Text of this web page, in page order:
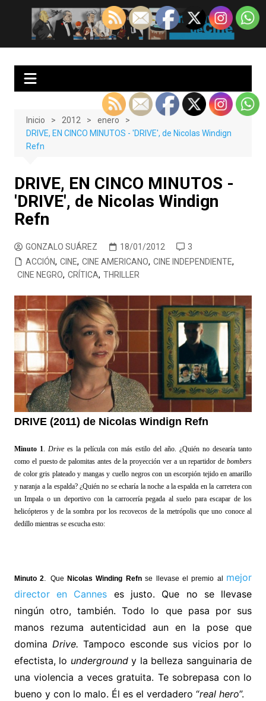
contenido
EnClave de Cine
Crítica cinematográfica y audiovisual. Punto de encuentro para los
Inicio 2012
enero
DRIVE, EN CINCO MINUTOS - 'DRIVE', de Nicolas Windign
Refn
DRIVE, EN CINCO MINUTOS -
'DRIVE', de Nicolas Windign
Refn
GONZALO SUÁREZ 18/01/2012
3
ACCIÓN, CINE, CINE AMERICANO, CINE INDEPENDIENTE,
CINE NEGRO, CRÍTICA, THRILLER
DRIVE (2011) de Nicolas Windign Refn
Minuto 1. Drive es la película con más estilo del año. ¿Quién no desearía tanto
como el puesto de palomitas antes de la proyección ver a un repartidor debombers
de color gris plateado y mangas y cuello negros con un escorpión tejido en amarillo
y naranja a la espalda? ¿Quién no se echaría la noche a la espalda en la carretera con
un Impala o un deportivo con la carrocería pegada al suelo para escapar de los
helicópteros y de la sombra por los recovecos de la metrópolis que uno conoce al
dedillo mientras se escucha esto:
Minuto 2. Que Nicolas Winding Refnse llevase el premio al mejor
director en Cannes es justo. Que no se llevase
ningún otro, también. Todo lo que pasa por sus
manos rezuma autenticidad aun en la pose que
domina Drive. Tampoco esconde sus vicios por lo
efectista, lo undergroundy la belleza sanguinaria de
una violencia a veces gratuita. Te sobrepasa con lo
bueno y con lo malo. Él es el verdadero “real hero”.